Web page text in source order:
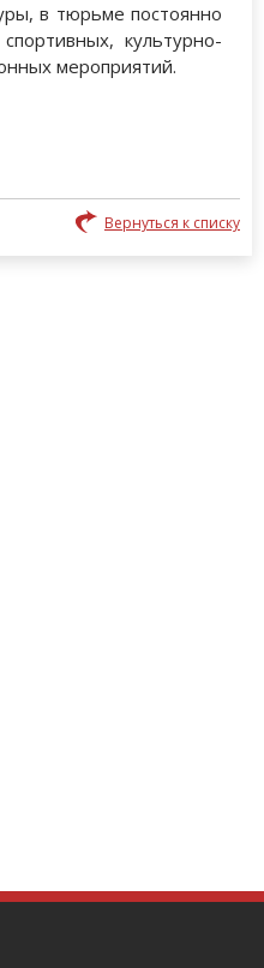
в тюрьме постоянно
культурно-
мероприятий.
Вернуться к списку